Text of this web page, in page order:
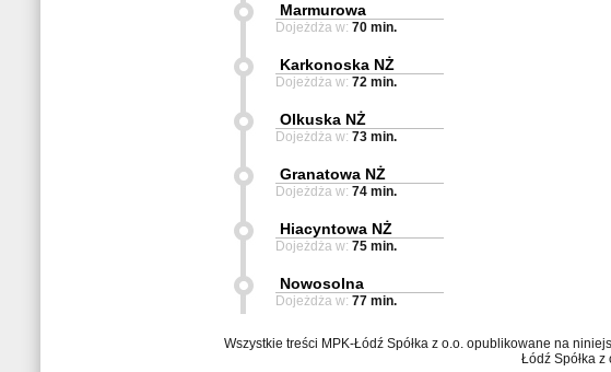
Marmurowa
Dojeżdża w: 70 min.
Karkonoska NŻ
Dojeżdża w: 72 min.
Olkuska NŻ
Dojeżdża w: 73 min.
Granatowa NŻ
Dojeżdża w: 74 min.
Hiacyntowa NŻ
Dojeżdża w: 75 min.
Nowosolna
Dojeżdża w: 77 min.
Wszystkie treści MPK-Łódź Spółka z o.o. opublikowane na
Łódź Spółka